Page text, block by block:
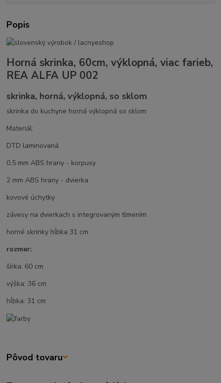
Popis
Horná skrinka, 60cm, výklopná, viac farieb,
REA ALFA UP 002
skrinka, horná, výklopná, so sklom
skrinka do kuchyne horná výklopná so sklom
Materiál:
DTD laminovaná
0,5 mm ABS hrany - korpusy
2 mm ABS hrany - dvierka
kovové úchytky
závesy na dvierkach s integrovaným tlmením
horné skrinky hĺbka 31 cm
rozmer:
šírka: 60 cm
výška: 36 cm
hĺbka: 31 cm
Pôvod tovaru